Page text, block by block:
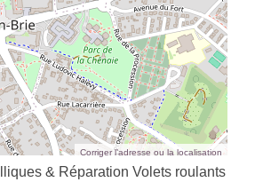
Corriger l’adresse ou la localisation
& Réparation Volets roulants